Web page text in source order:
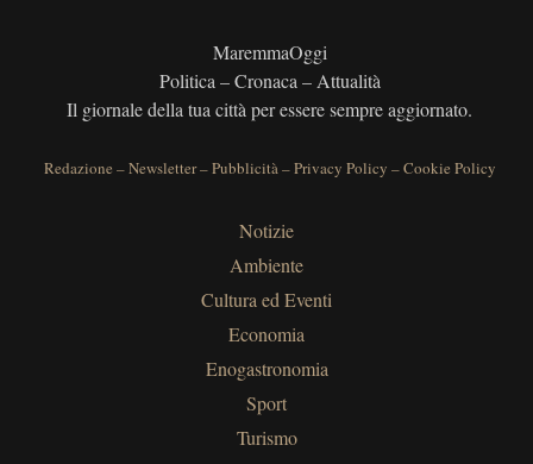
MaremmaOggi
Politica – Cronaca – Attualità
Il giornale della tua città per essere sempre aggiornato.
Redazione –Newsletter–Pubblicità–Privacy Policy –Cookie Policy
Notizie
Ambiente
Cultura ed Eventi
Economia
Enogastronomia
Sport
Turismo